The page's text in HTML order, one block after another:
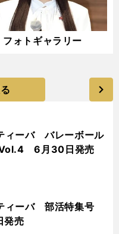
ォトギャラリー
ィーバ バレーボール
6月30日発売
ィーバ 部活特集号
発売